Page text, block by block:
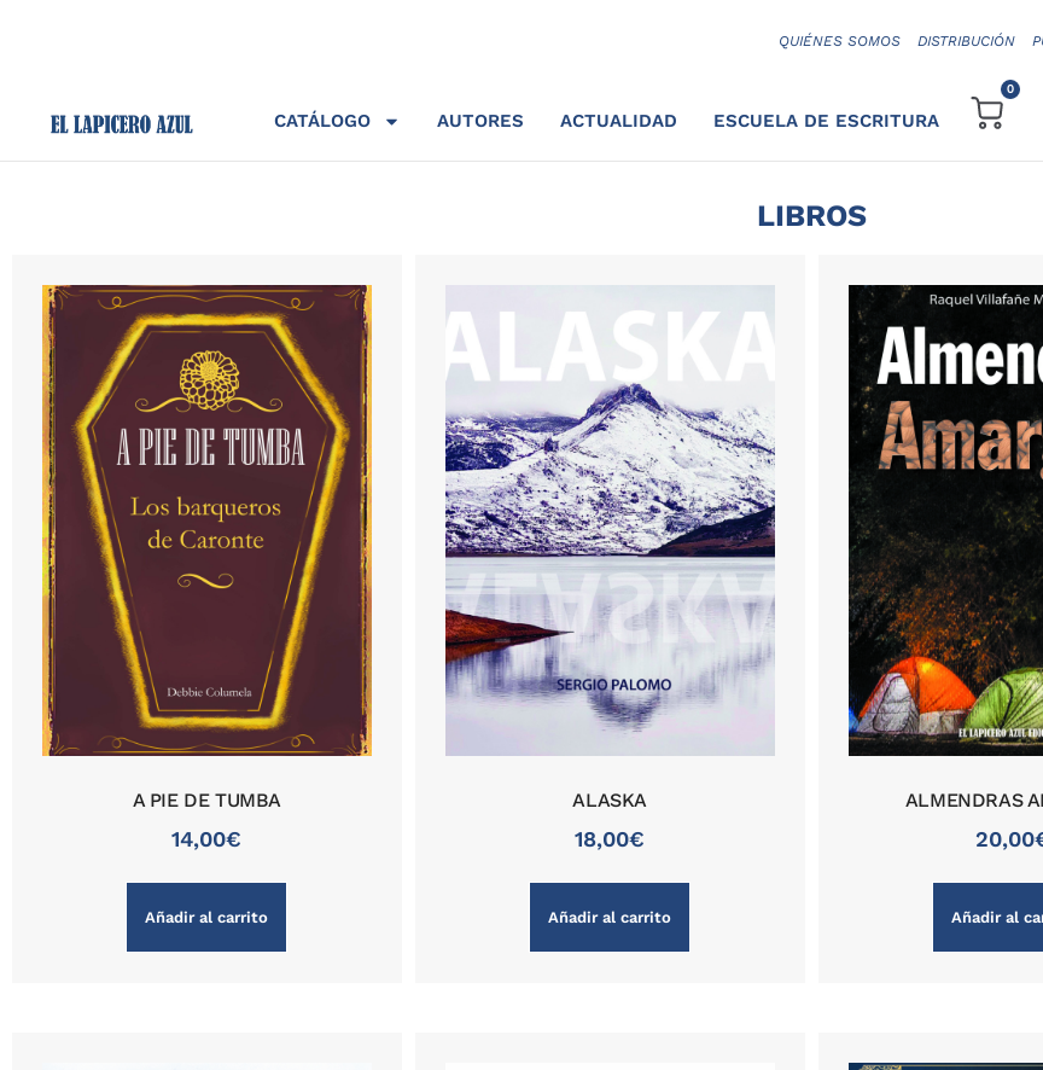
QUIÉNES SOMOS DISTRIBUCIÓN
CATÁLOGO AUTORES ACTUALIDAD ESCUELA DE ESCRITURA
0
LIBROS
A PIE DE TUMBA
14,00€
Añadir al carrito
ALASKA
18,00€
Añadir al carrito
ALMENDRAS
20,00
Añadir al